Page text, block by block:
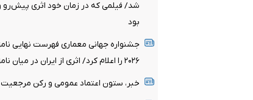
شد/ فیلمی که در زمان خود اثری
بود
جشنواره جهانی معماری فهرست نهایی
۲۰۲۶ را اعلام کرد/ اثری از ایران در میان نامزدها
خبر، ستون اعتماد عمومی و رکن